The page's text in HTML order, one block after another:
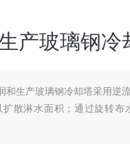
产玻璃钢冷
和生产玻璃钢冷却塔采用逆
散淋水面积；通过旋转布